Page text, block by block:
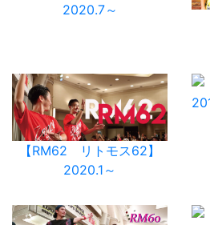
2020.7～
【RM62 リトモス62】
2020.1～